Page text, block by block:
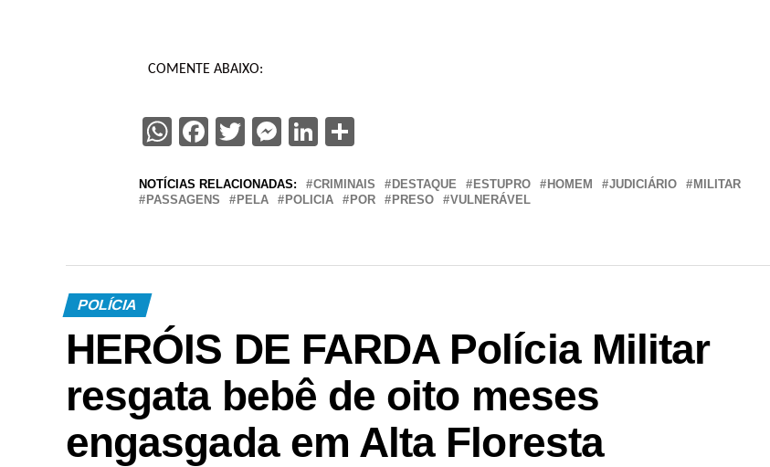
COMENTE ABAIXO:
WhatsApp
Facebook
Twitter
Messenger
LinkedIn
NOTÍCIAS RELACIONADAS: CRIMINAIS DESTAQUE ESTUPRO HOMEM JUDICIÁRIO
MILITAR
PASSAGENS
PELA POLICIA POR PRESO VULNERÁVEL
POLÍCIA
HERÓIS DE FARDA Polícia Militar
resgata bebê de oito meses
engasgada em Alta Floresta